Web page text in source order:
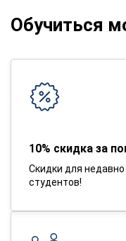
Обучиться
10% скидка за
Скидки для
студентов!